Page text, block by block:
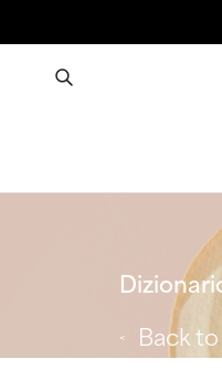
Back